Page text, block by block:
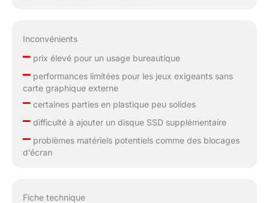
Inconvénients
–prix élevé pour un usage bureautique
–performances limitées pour les jeux exigeants sans
carte graphique externe
–certaines parties en plastique peu solides
–difficulté à ajouter un disque SSD supplémentaire
–problèmes matériels potentiels comme des blocages
d’écran
Fiche technique